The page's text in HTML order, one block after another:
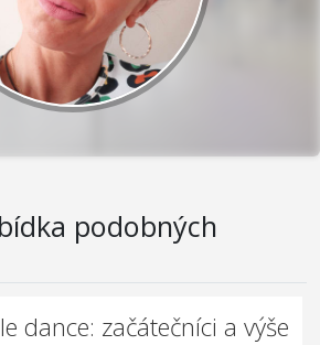
podobných
dance: začátečníci a výše